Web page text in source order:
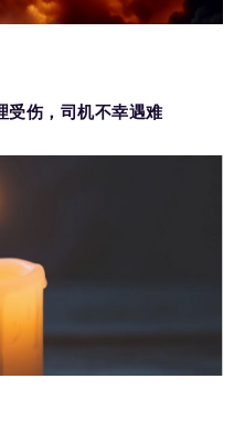
受伤，司机不幸遇难